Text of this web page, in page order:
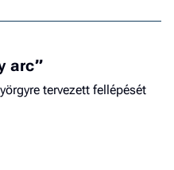
arc”
tervezett fellépését